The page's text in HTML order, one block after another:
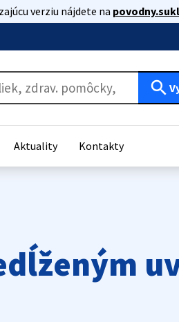
verziu nájdete na
search
Aktuality Kontakty